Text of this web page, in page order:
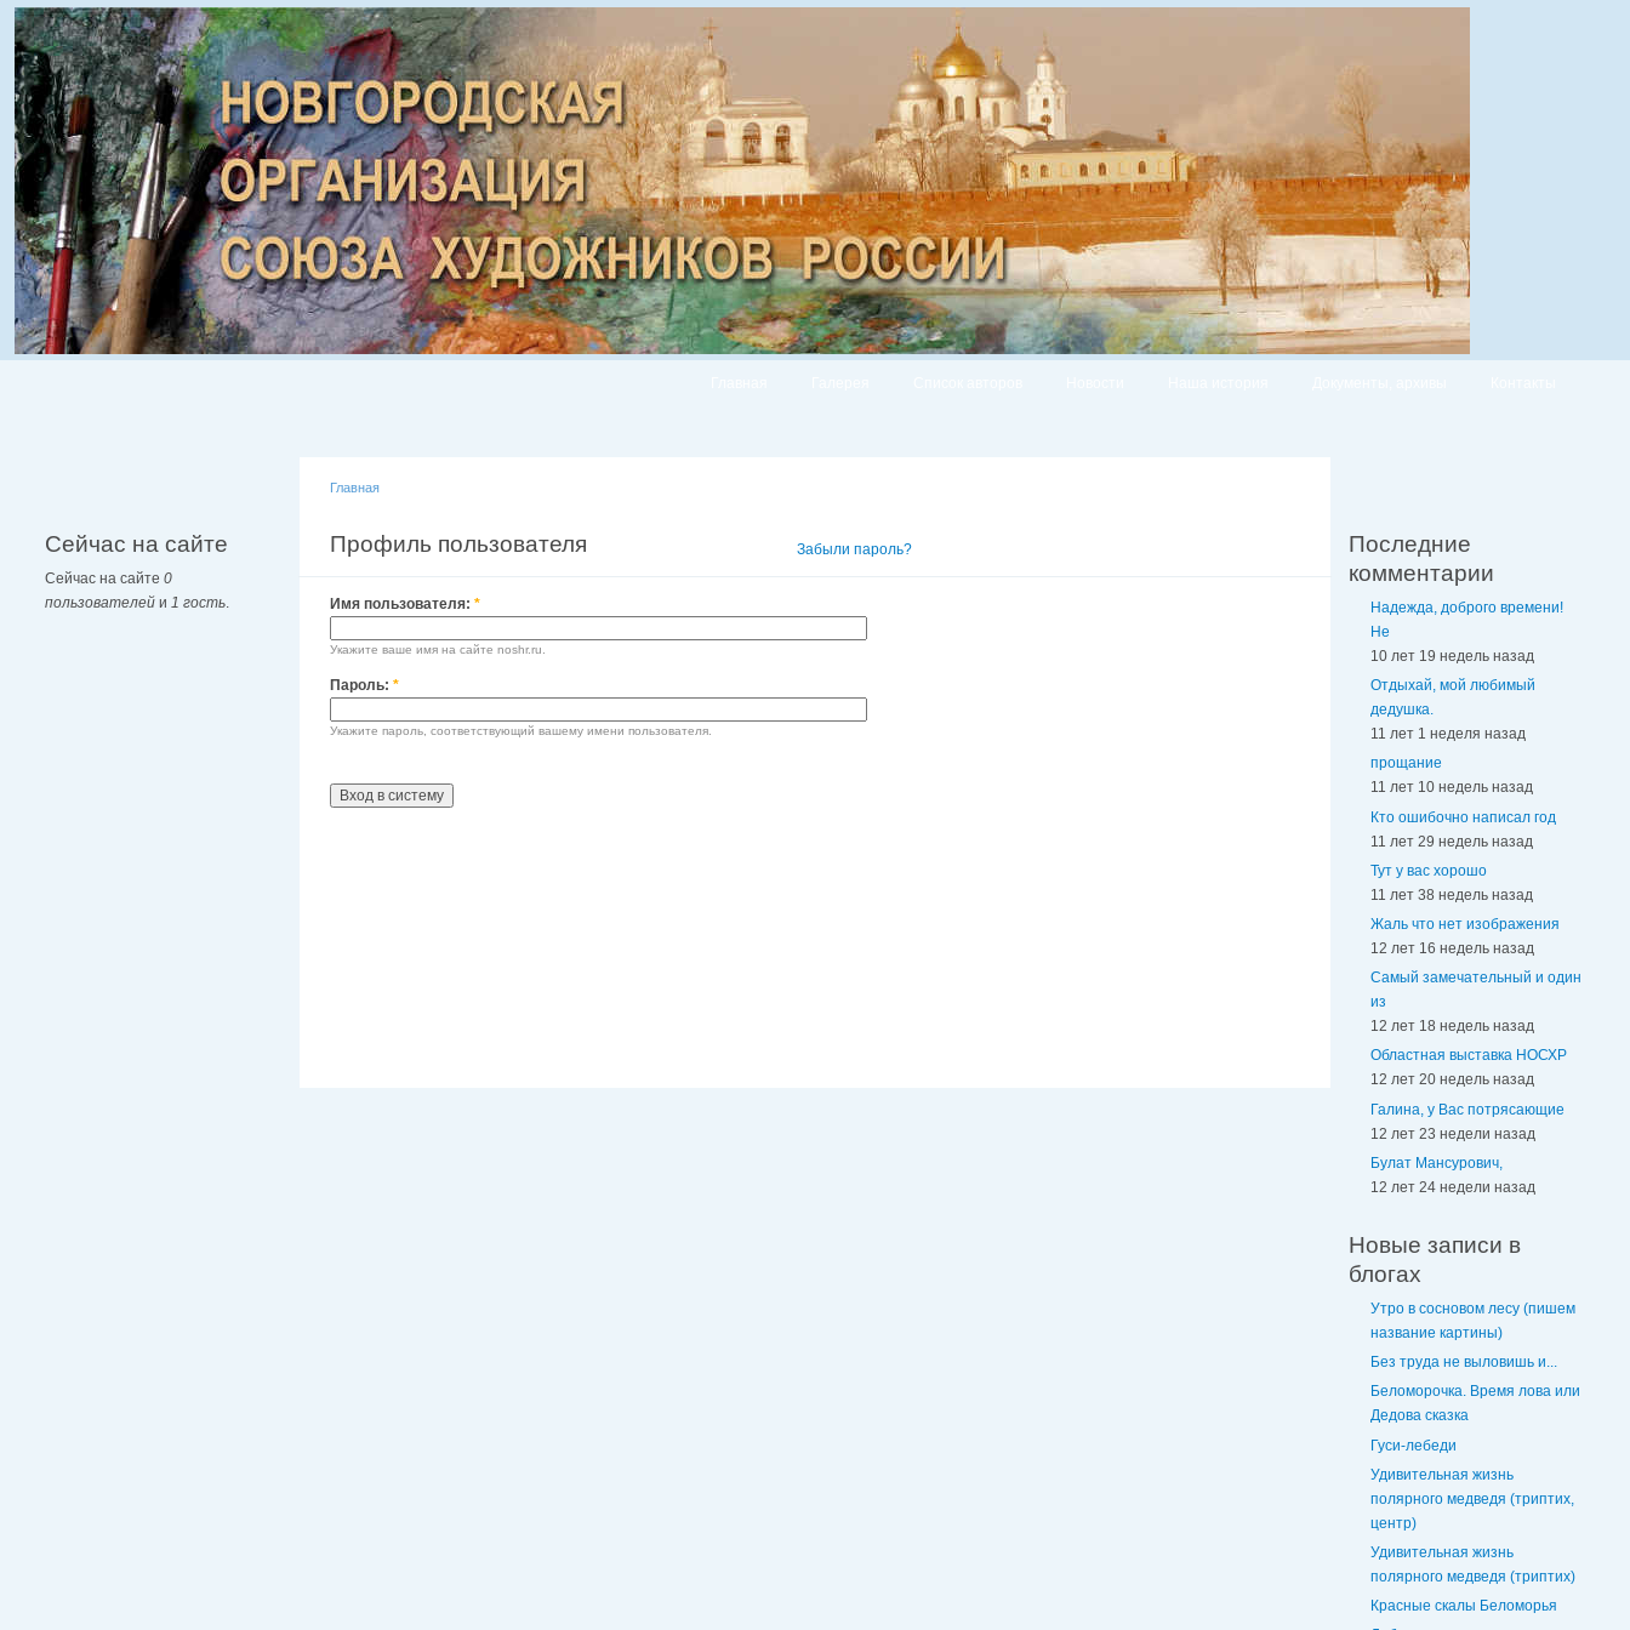
Сейчас на сайте
Сейчас на сайте 0
пользователей и 1 гость.
Главная
Профиль пользователя Забыли пароль?
Имя пользователя: *
Укажите ваше имя на сайте noshr.ru.
Пароль: *
Укажите пароль, соответствующий вашему имени пользователя.
Последние
комментарии
Надежда, доброго времени!
Не
10 лет 19 недель назад
Отдыхай, мой любимый
дедушка.
11 лет 1 неделя назад
прощание
11 лет 10 недель назад
Кто ошибочно написал год
11 лет 29 недель назад
Тут у вас хорошо
11 лет 38 недель назад
Жаль что нет изображения
12 лет 16 недель назад
Самый замечательный и один
из
12 лет 18 недель назад
Областная выставка НОСХР
12 лет 20 недель назад
Галина, у Вас потрясающие
12 лет 23 недели назад
Булат Мансурович,
12 лет 24 недели назад
Новые записи в
блогах
Утро в сосновом лесу (пишем
название картины)
Без труда не выловишь и...
Беломорочка. Время лова или
Дедова сказка
Гуси-лебеди
Удивительная жизнь
полярного медведя (триптих,
центр)
Удивительная жизнь
полярного медведя (триптих)
Красные скалы Беломорья